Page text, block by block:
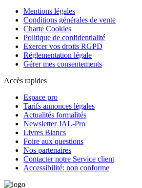
Mentions légales
Conditions générales de vente
Charte Cookies
Politique de confidentialité
Exercer vos droits RGPD
Réglementation légale
Gérer mes consentements
Accès rapides
Espace pro
Tarifs annonces légales
Actualités formalités
Newsletter JAL-Pro
Livres Blancs
Foire aux questions
Nos partenaires
Contacter notre Service client
Accessibilité: non conforme